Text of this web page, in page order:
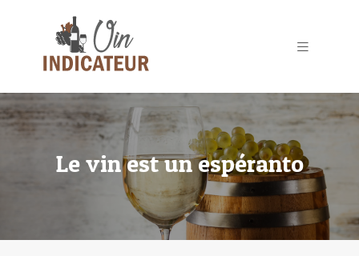
Le vin est un espéranto